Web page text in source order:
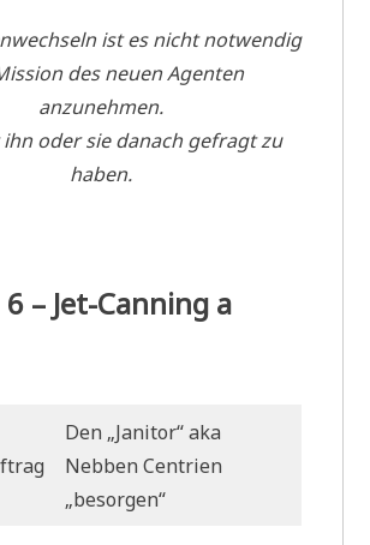
ist es nicht notwendig
des neuen Agenten
anzunehmen.
ihn oder sie danach gefragt zu
haben.
– Jet-Canning a
Den „Janitor“ aka
Nebben Centrien
„besorgen“